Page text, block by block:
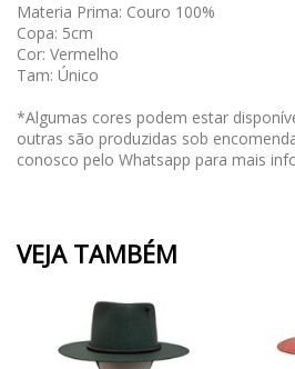
Materia Prima: Couro 100%
Copa: 5cm
Cor: Vermelho
Tam: Único
*Algumas cores podem estar
outras são produzidas sob
conosco pelo Whatsapp para mais
VEJA TAMBÉM